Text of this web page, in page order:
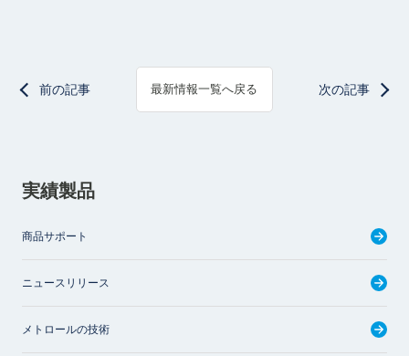
前の記事 最新情報一覧へ戻る 次の記事
実績製品
商品サポート
ニュースリリース
メトロールの技術